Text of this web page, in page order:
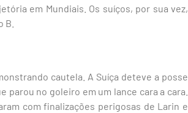
em Mundiais. Os suíços, por sua vez,
B.
cautela. A Suíça deteve a posse
no goleiro em um lance cara a cara.
com finalizações perigosas de Larin e